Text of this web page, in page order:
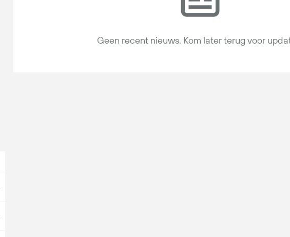
Geen recent nieuws. Kom later terug voor